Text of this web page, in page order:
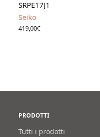
SRPE17J1
Seiko
419,00€
PRODOTTI
Tutti i prodotti